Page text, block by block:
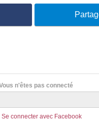
n'êtes pas connecté
Se connecter avec Facebook